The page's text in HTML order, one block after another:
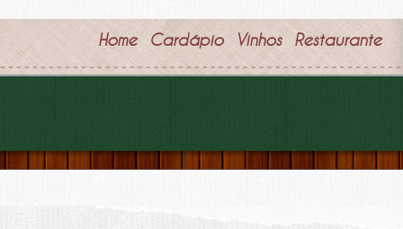
Home Cardápio Vinhos Restaurante